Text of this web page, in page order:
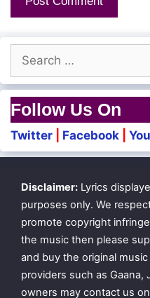
Kalakavaa Kai
Search
for:
Follow Us On
Twitter Facebook
Disclaimer: Lyrics
purposes only. We
promote copyright
the music then please
and buy the original
providers such as
owners may contact us on